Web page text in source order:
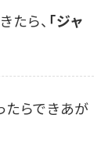
たら、 「ジャ
たらできあが